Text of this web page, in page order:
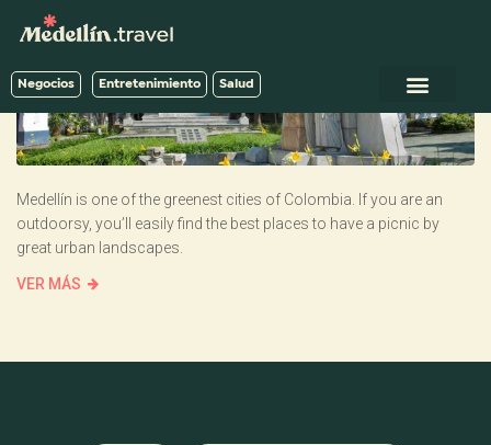
Negocios Entretenimiento Salud
Medellín is one of the greenest cities of Colombia. If you are an
outdoorsy, you’ll easily find the best places to have a picnic by
great urban landscapes.
VER MÁS